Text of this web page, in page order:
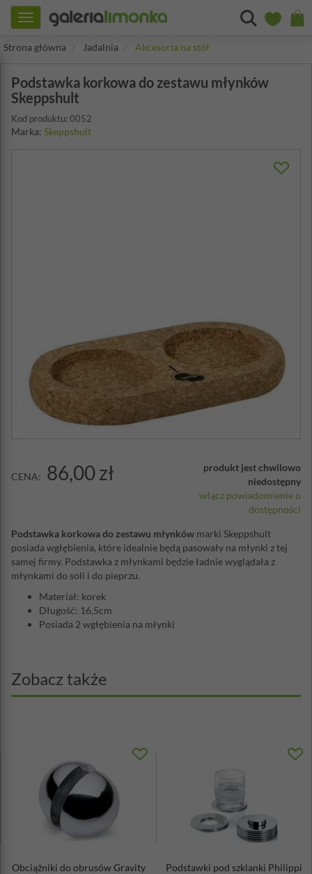
Toggle
navigation
Strona główna
Jadalnia Akcesoria na stół
Podstawka korkowa do zestawu młynków
Skeppshult
Kod produktu: 0052
Marka: Skeppshult
CENA: 86,00 zł
produkt jest chwilowo
niedostępny
włącz powiadomienie o
dostępności
Podstawka korkowa do zestawu młynków marki Skeppshult
posiada wgłębienia, które idealnie będą pasowały na młynki z tej
samej firmy. Podstawka z młynkami będzie ładnie wyglądała z
młynkami do soli i do pieprzu.
Materiał: korek
Długość: 16,5cm
Posiada 2 wgłębienia na młynki
Zobacz także
Obciążniki do obrusów Gravity
Podstawki pod szklanki Philippi